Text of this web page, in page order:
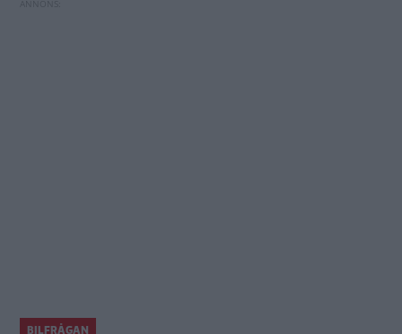
BILFRÅGAN